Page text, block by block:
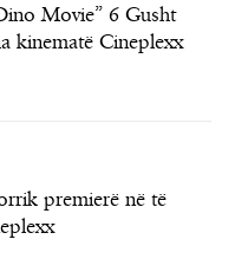
Movie” 6 Gusht
kinematë Cineplexx
premierë në të